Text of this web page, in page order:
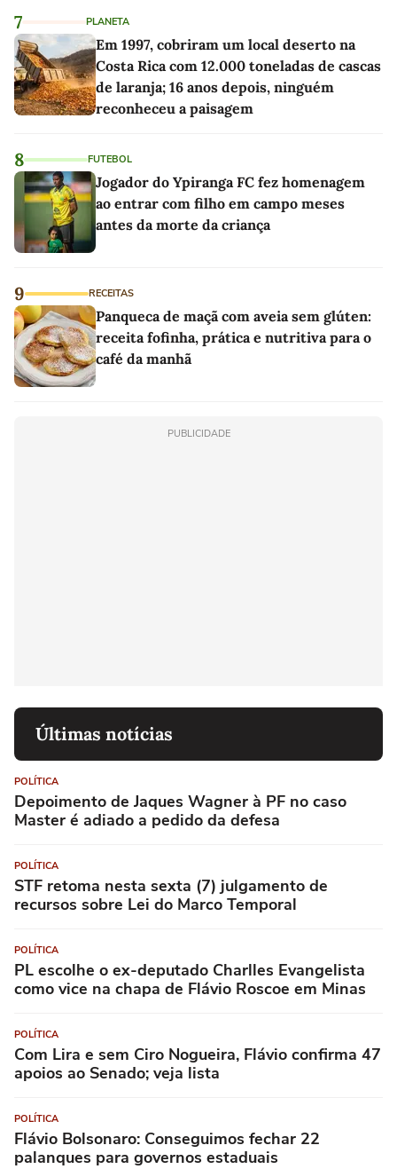
7 PLANETA
Em 1997, cobriram um local deserto na
Costa Rica com 12.000 toneladas de cascas
de laranja; 16 anos depois, ninguém
reconheceu a paisagem
8 FUTEBOL
Jogador do Ypiranga FC fez homenagem
ao entrar com filho em campo meses
antes da morte da criança
9 RECEITAS
Panqueca de maçã com aveia sem glúten:
receita fofinha, prática e nutritiva para o
café da manhã
PUBLICIDADE
Últimas notícias
POLÍTICA
Depoimento de Jaques Wagner à PF no caso
Master é adiado a pedido da defesa
POLÍTICA
STF retoma nesta sexta (7) julgamento de
recursos sobre Lei do Marco Temporal
POLÍTICA
PL escolhe o ex-deputado Charlles Evangelista
como vice na chapa de Flávio Roscoe em Minas
POLÍTICA
Com Lira e sem Ciro Nogueira, Flávio confirma 47
apoios ao Senado; veja lista
POLÍTICA
Flávio Bolsonaro: Conseguimos fechar 22
palanques para governos estaduais